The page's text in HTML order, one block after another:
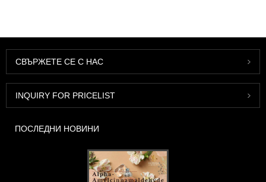
СВЪРЖЕТЕ СЕ С НАС
INQUIRY FOR PRICELIST
ПОСЛЕДНИ НОВИНИ